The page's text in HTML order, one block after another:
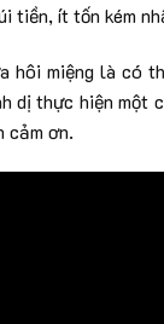
tiền, ít tốn kém
hôi miệng là có
dị thực hiện một
cảm ơn.